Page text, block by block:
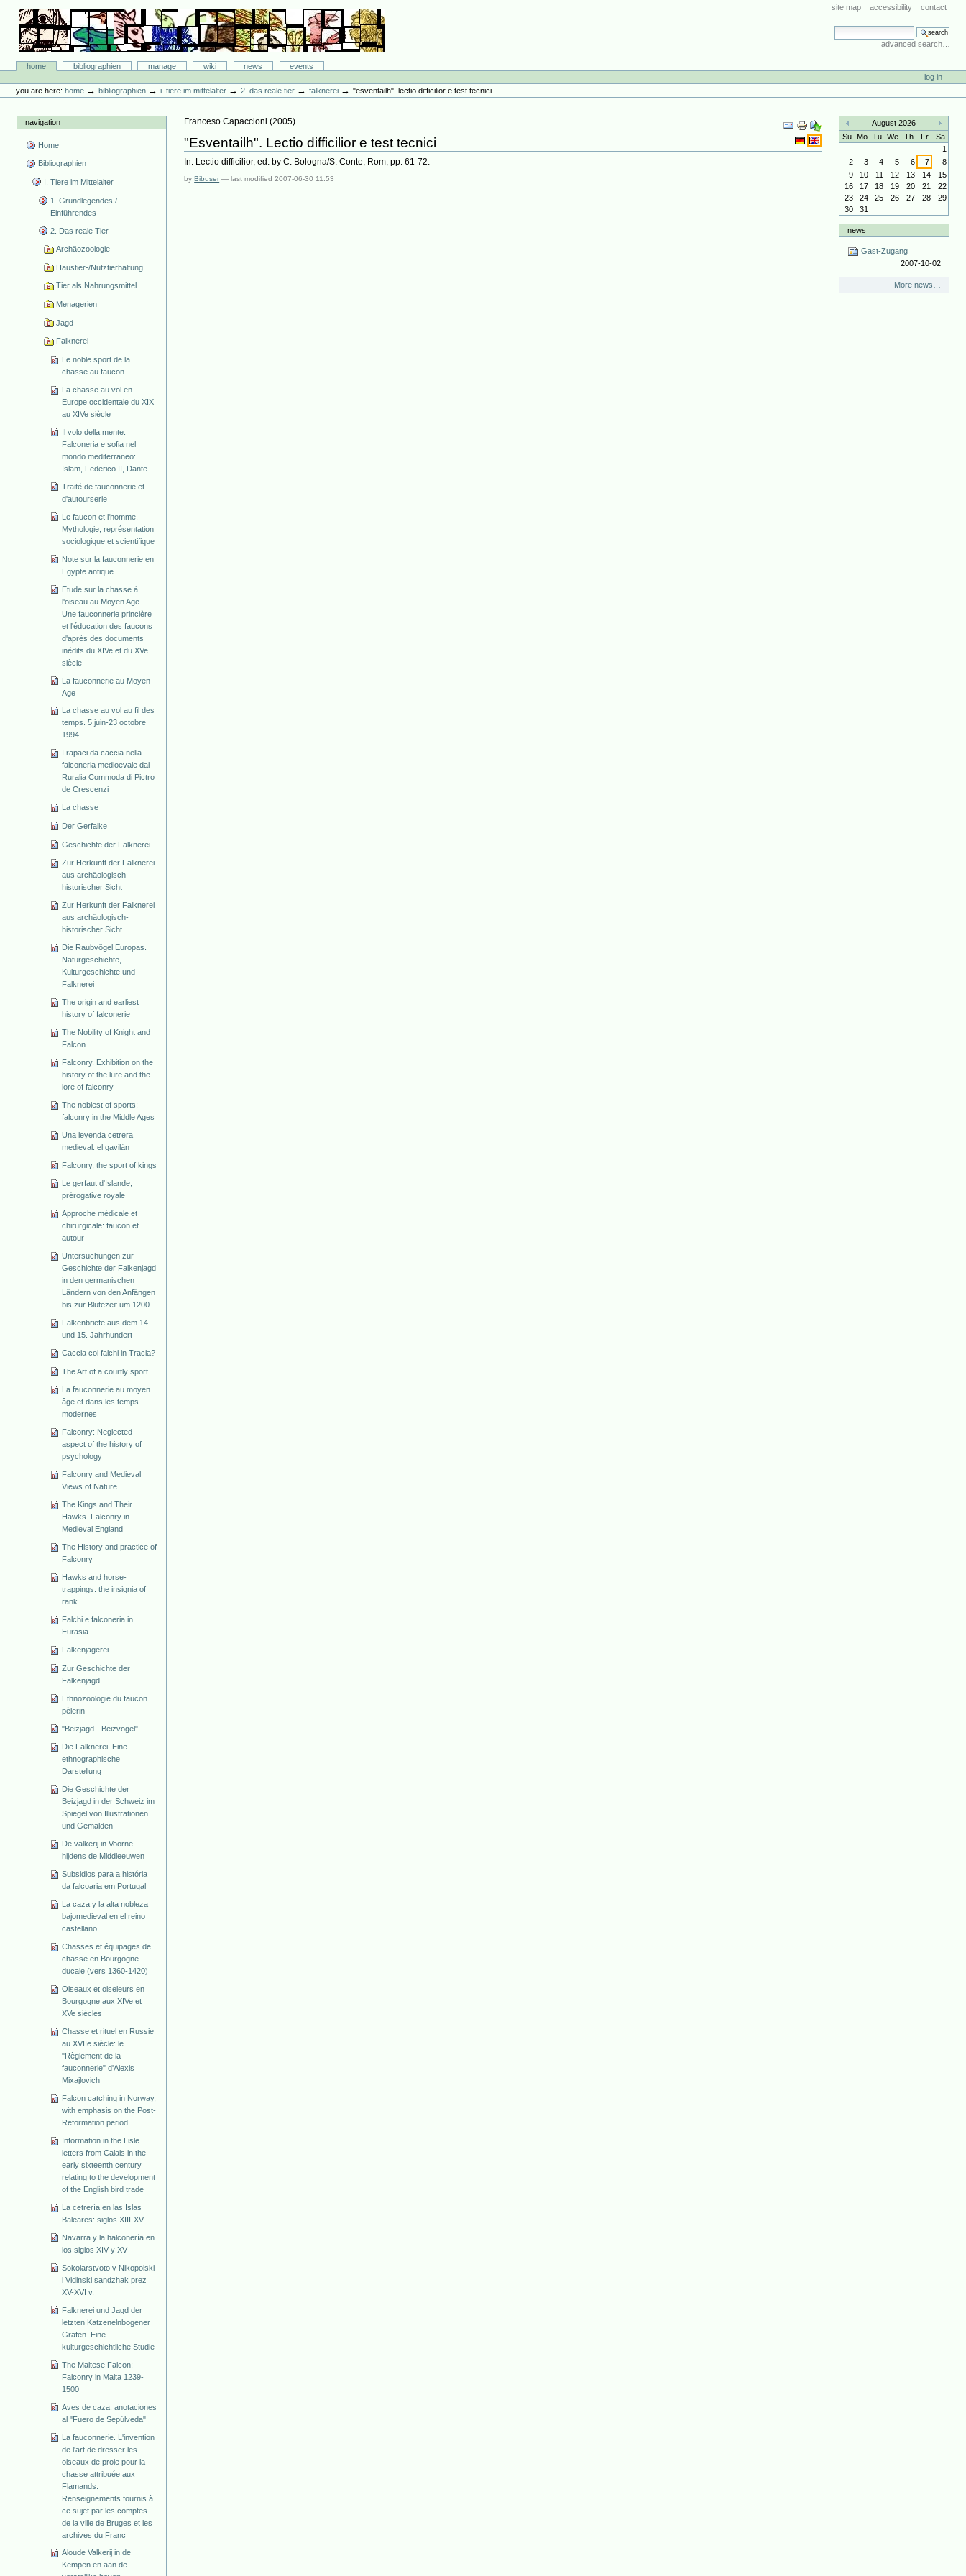
content.
navigation
site map accessibility contact
search site
advanced search…
Bibliographie-Portal
Sectionshome bibliographien manage wiki news
events
tools
log in
you are here: home →bibliographien →i. tiere im mittelalter →2. das reale tier →falknerei →"esventailh". lectio difficilior e test tecnici
navigation
Home
Bibliographien
I. Tiere im Mittelalter
1. Grundlegendes /
Einführendes
2. Das reale Tier
Archäozoologie
Haustier-/Nutztierhaltung
Tier als Nahrungsmittel
Menagerien
Jagd
Falknerei
Le noble sport de la
chasse au faucon
La chasse au vol en
Europe occidentale du XIX
au XIVe siècle
Il volo della mente.
Falconeria e sofia nel
mondo mediterraneo:
Islam, Federico II, Dante
Traité de fauconnerie et
d'autourserie
Le faucon et l'homme.
Mythologie, représentation
sociologique et scientifique
Note sur la fauconnerie en
Egypte antique
Etude sur la chasse à
l'oiseau au Moyen Age.
Une fauconnerie princière
et l'éducation des faucons
d'après des documents
inédits du XIVe et du XVe
siècle
La fauconnerie au Moyen
Age
La chasse au vol au fil des
temps. 5 juin-23 octobre
1994
I rapaci da caccia nella
falconeria medioevale dai
Ruralia Commoda di Pictro
de Crescenzi
La chasse
Der Gerfalke
Geschichte der Falknerei
Zur Herkunft der Falknerei
aus archäologisch-
historischer Sicht
Zur Herkunft der Falknerei
aus archäologisch-
historischer Sicht
Die Raubvögel Europas.
Naturgeschichte,
Kulturgeschichte und
Falknerei
The origin and earliest
history of falconerie
The Nobility of Knight and
Falcon
Falconry. Exhibition on the
history of the lure and the
lore of falconry
The noblest of sports:
falconry in the Middle Ages
Una leyenda cetrera
medieval: el gavilán
Falconry, the sport of kings
Le gerfaut d'Islande,
prérogative royale
Approche médicale et
chirurgicale: faucon et
autour
Untersuchungen zur
Geschichte der Falkenjagd
in den germanischen
Ländern von den Anfängen
bis zur Blütezeit um 1200
Falkenbriefe aus dem 14.
und 15. Jahrhundert
Caccia coi falchi in Tracia?
The Art of a courtly sport
La fauconnerie au moyen
âge et dans les temps
modernes
Falconry: Neglected
aspect of the history of
psychology
Falconry and Medieval
Views of Nature
The Kings and Their
Hawks. Falconry in
Medieval England
The History and practice of
Falconry
Hawks and horse-
trappings: the insignia of
rank
Falchi e falconeria in
Eurasia
Falkenjägerei
Zur Geschichte der
Falkenjagd
Ethnozoologie du faucon
pèlerin
"Beizjagd - Beizvögel"
Die Falknerei. Eine
ethnographische
Darstellung
Die Geschichte der
Beizjagd in der Schweiz im
Spiegel von Illustrationen
und Gemälden
De valkerij in Voorne
hijdens de Middleeuwen
Subsidios para a história
da falcoaria em Portugal
La caza y la alta nobleza
bajomedieval en el reino
castellano
Chasses et équipages de
chasse en Bourgogne
ducale (vers 1360-1420)
Oiseaux et oiseleurs en
Bourgogne aux XIVe et
XVe siècles
Chasse et rituel en Russie
au XVIIe siècle: le
"Règlement de la
fauconnerie" d'Alexis
Mixajlovich
Falcon catching in Norway,
with emphasis on the Post-
Reformation period
Information in the Lisle
letters from Calais in the
early sixteenth century
relating to the development
of the English bird trade
La cetrería en las Islas
Baleares: siglos XIII-XV
Navarra y la halconería en
los siglos XIV y XV
Sokolarstvoto v Nikopolski
i Vidinski sandzhak prez
XV-XVI v.
Falknerei und Jagd der
letzten Katzenelnbogener
Grafen. Eine
kulturgeschichtliche Studie
The Maltese Falcon:
Falconry in Malta 1239-
1500
Aves de caza: anotaciones
al "Fuero de Sepúlveda"
La fauconnerie. L'invention
de l'art de dresser les
oiseaux de proie pour la
chasse attribuée aux
Flamands.
Renseignements fournis à
ce sujet par les comptes
de la ville de Bruges et les
archives du Franc
Aloude Valkerij in de
Kempen en aan de
Document
Actions
Franceso Capaccioni (2005)
"Esventailh". Lectio difficilior e test tecnici
In: Lectio difficilior, ed. by C. Bologna/S. Conte, Rom, pp. 61-72.
byBibuser —last modified2007-06-30 11:53
«
August 2026
»
Su Mo Tu We Th Fr
Sa
1
2
3 4 5 6 7
8
9
10 11 12 13 14
15
16
17 18 19 20 21
22
23
24 25 26 27 28
29
30
31
news
Gast-Zugang
2007-10-02
More news…